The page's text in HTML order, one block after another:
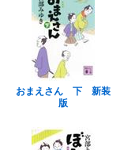
おまえさん 下 新装
版